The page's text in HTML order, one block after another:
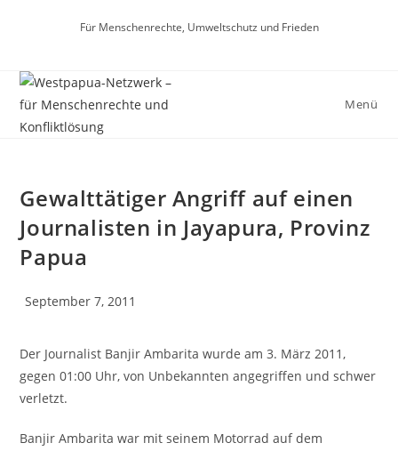
Für Menschenrechte, Umweltschutz und Frieden
Menü
Gewalttätiger Angriff auf einen
Journalisten in Jayapura, Provinz
Papua
September 7, 2011
Der Journalist Banjir Ambarita wurde am 3. März 2011,
gegen 01:00 Uhr, von Unbekannten angegriffen und schwer
verletzt.
Banjir Ambarita war mit seinem Motorrad auf dem